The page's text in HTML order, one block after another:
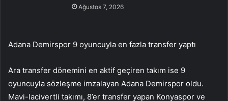
Ağustos 7, 2026
Adana Demirspor 9 oyuncuyla en fazla transfer yaptı
Ara transfer dönemini en aktif geçiren takım ise 9
oyuncuyla sözleşme imzalayan Adana Demirspor oldu.
Mavi-lacivertli takımı, 8’er transfer yapan Konyaspor ve